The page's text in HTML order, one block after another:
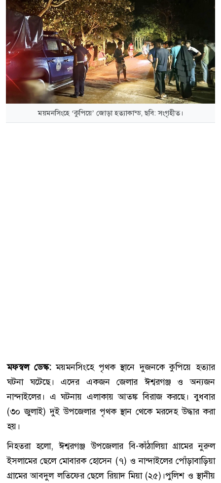
ময়মনসিংহে ‘কুপিয়ে’ জোড়া হত্যাকান্ড, ছবি: সংগৃহীত।
মফস্বল ডেস্ক:ময়মনসিংহে পৃথক স্থানে দুজনকে কুপিয়ে হত্যার
ঘটনা ঘটেছে। এদের একজন জেলার ঈশ্বরগঞ্জ ও অন্যজন
নান্দাইলের। এ ঘটনায় এলাকায় আতঙ্ক বিরাজ করছে। বুধবার
(৩০ জুলাই) দুই উপজেলার পৃথক স্থান থেকে মরদেহ উদ্ধার করা
হয়।
নিহতরা হলো, ঈশ্বরগঞ্জ উপজেলার বি-কাঁঠালিয়া গ্রামের নুরুল
ইসলামের ছেলে মোবারক হোসেন (৭) ও নান্দাইলের পোঁড়াবাড়িয়া
গ্রামের আবদুল লতিফের ছেলে রিয়াদ মিয়া (২৫)।পুলিশ ও স্থানীয়